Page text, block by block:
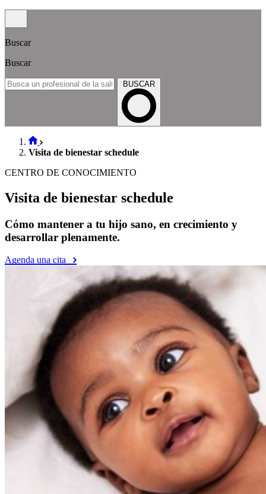
Buscar
Buscar
BUSCAR
Visita de bienestar schedule
CENTRO DE CONOCIMIENTO
Visita de bienestar schedule
Cómo mantener a tu hijo sano, en crecimiento y
desarrollar plenamente.
Agenda una cita